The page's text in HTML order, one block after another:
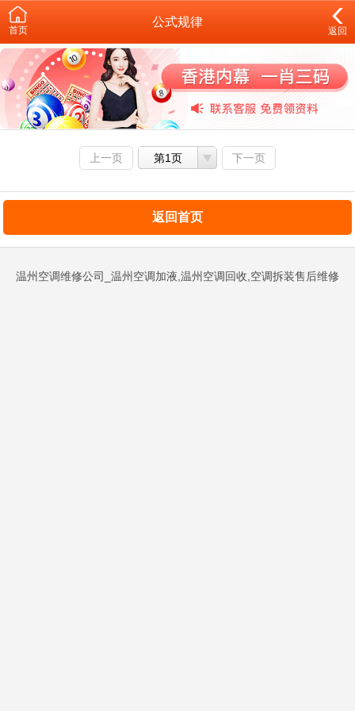
首页
公式规律
返回
上一页 第1页 下一页
返回首页
温州空调维修公司_温州空调加液,温州空调回收,空调拆装售后维修